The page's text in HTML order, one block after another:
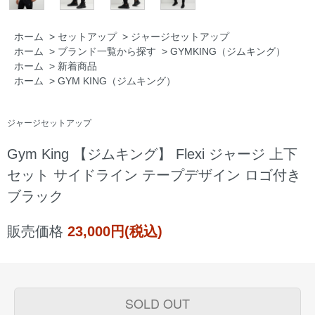
ホーム > セットアップ > ジャージセットアップ
ホーム > ブランド一覧から探す > GYMKING（ジムキング）
ホーム > 新着商品
ホーム > GYM KING（ジムキング）
ジャージセットアップ
Gym King 【ジムキング】 Flexi ジャージ 上下
セット サイドライン テープデザイン ロゴ付き
ブラック
販売価格 23,000円(税込)
SOLD OUT